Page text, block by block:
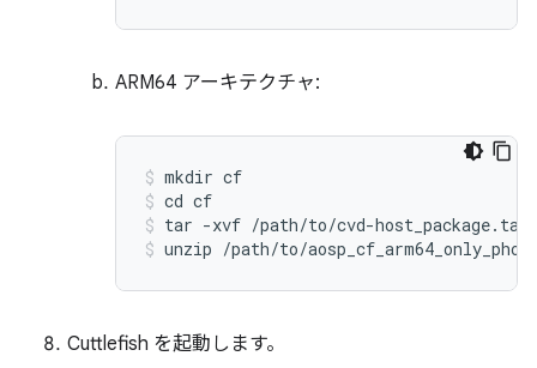
ARM64 アーキテクチャ:
mkdir cf
cd cf
tar -xvf /path/to/cvd-host_package. tar
unzip /path/to/
Cuttlefish を起動します。